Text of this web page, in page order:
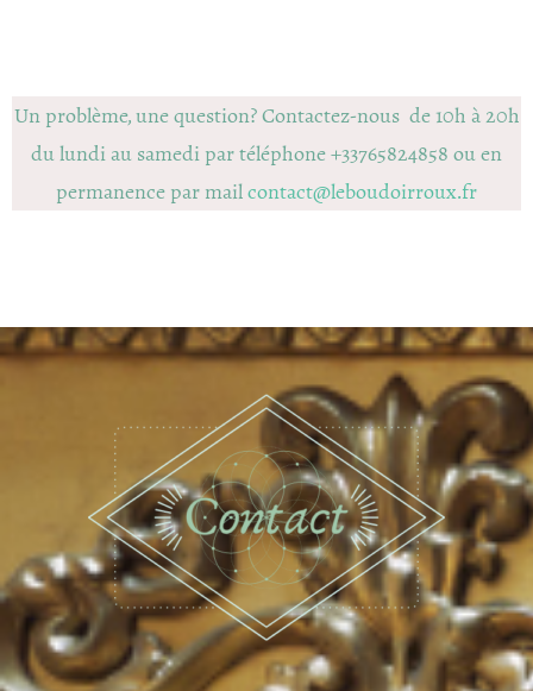
Un problème, une question? Contactez-nous de 10h à 20h
du lundi au samedi par téléphone +33765824858 ou en
permanence par mailcontact@leboudoirroux.fr